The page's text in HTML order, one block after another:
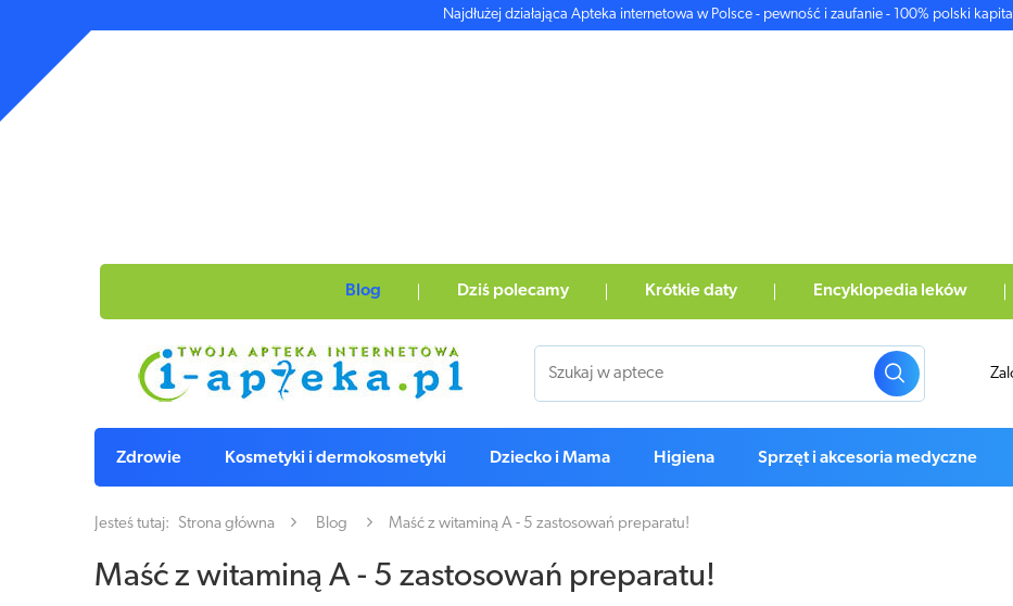
Najdłużej działająca Apteka internetowa w Polsce - pewność i zaufanie - 100% polski
Blog Dziś polecamy Krótkie daty Encyklopedia leków
Zdrowie Kosmetyki i dermokosmetyki Dziecko i Mama Higiena Sprzęt i akcesoria medyczne
Jesteś tutaj: Strona główna Blog Maść z witaminą A - 5 zastosowań preparatu!
Maść z witaminą A - 5 zastosowań preparatu!